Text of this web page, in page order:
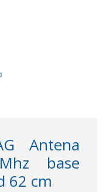
Antena
base
62 cm